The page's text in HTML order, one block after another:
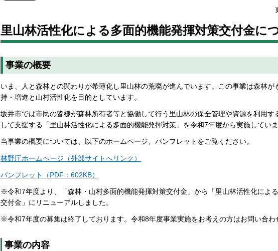
里山林活性化による多面的機能発揮対策交付金に
事業の概要
いま、人と森林との関わりが希薄化し里山林の荒廃が進んでいます。この事業は森林が
持・増進と山村活性化を目的としています。
坂井市では市民の皆様が森林所有者等と協働して行う里山林の保全管理や資源を利用す
して支援する「里山林活性化による多面的機能発揮対策」を令和7年度から実施していま
当事業の概要については、以下のホームページ、パンフレットをご覧ください。
林野庁ホームページ（外部サイトへリンク）
パンフレット（PDF：602KB）
※令和7年度より、「森林・山村多面的機能発揮対策交付金」から「里山林活性化によ
交付金」にリニューアルしました。
※令和7年度の募集は終了しております。令和8年度事業実施をお考えの方はお問い合わ
事業の内容